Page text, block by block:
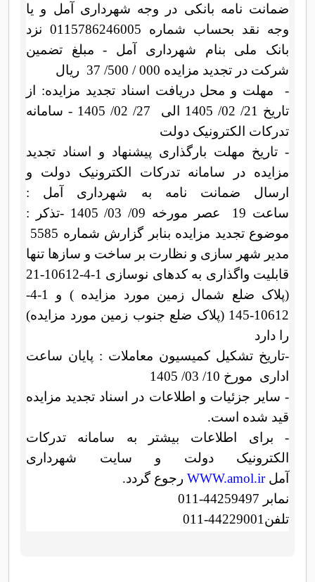
ضمانت نامه بانکی در وجه شهرداری آمل و یا
وجه نقد بحساب شماره 0115786246005 نزد
بانک ملی بنام شهرداری آمل - مبلغ تضمین
شرکت در تجدید مزایده 000 / 500/
37 ریال
-
مهلت و محل دریافت اسناد تجدید مزایده: از
تاریخ 21/ 02/ 1405 الی
27/ 02/ 1405 - سامانه
تدرکات الکترونیک دولت
- تاریخ مهلت بارگذاری پیشنهاد و اسناد تجدید
مزایده در سامانه تدرکات الکترونیک دولت و
ارسال ضمانت نامه به شهرداری آمل :
ساعت 19 عصر مورخه 09/ 03/ 1405
-تذکر :
موضوع تجدید مزایده بنابر گزارش شماره 5585
مدیر شهر سازی و نظارت بر ساخت و سازها تنها
قابلیت واگذاری به کدهای نوسازی 1-4-10612-21
(پلاک ضلع شمال زمین مورد مزایده ) و 1-4-
10612-145 (پلاک ضلع جنوب زمین مورد مزایده)
را دارد
-تاریخ تشکیل کمیسیون معاملات : پایان ساعت
اداری مورخ 10/ 03/
1405
- سایر جزئیات و اطلاعات در اسناد تجدید مزایده
قید شده است.
- برای اطلاعات بیشتر به سامانه تدرکات
الکترونیک دولت و سایت شهرداری
آمل WWW.amol.ir رجوع گردد.
نمابر 44259497-011
تلفن44229001-011